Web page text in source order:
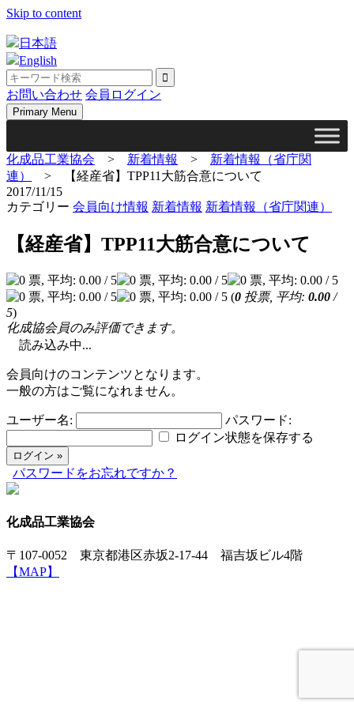
Skip to content
日本語
English
お問い合わせ 会員ログイン
Primary Menu
化成品工業協会 > 新着情報 > 新着情報（省庁関
連）
>
【経産省】TPP11大筋合意について
2017/11/15
カテゴリー 会員向け情報 新着情報 新着情報（省庁関連）
【経産省】TPP11大筋合意について
(0 投票, 平均: 0.00 /
5)
化成協会員のみ評価できます。
読み込み中...
会員向けのコンテンツとなります。
一般の方はご覧になれません。
ユーザー名:
パスワード:
ログイン状態を保存する
パスワードをお忘れですか？
化成品工業協会
〒107-0052 東京都港区赤坂2-17-44 福吉坂ビル4階
【MAP】